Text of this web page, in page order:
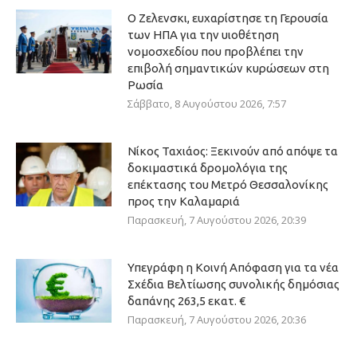
Ο Ζελενσκι, ευχαρίστησε τη Γερουσία
των ΗΠΑ για την υιοθέτηση
νομοσχεδίου που προβλέπει την
επιβολή σημαντικών κυρώσεων στη
Ρωσία
Σάββατο, 8 Αυγούστου 2026, 7:57
Νίκος Ταχιάος: Ξεκινούν από απόψε τα
δοκιμαστικά δρομολόγια της
επέκτασης του Μετρό Θεσσαλονίκης
προς την Καλαμαριά
Παρασκευή, 7 Αυγούστου 2026, 20:39
Υπεγράφη η Κοινή Απόφαση για τα νέα
Σχέδια Βελτίωσης συνολικής δημόσιας
δαπάνης 263,5 εκατ. €
Παρασκευή, 7 Αυγούστου 2026, 20:36